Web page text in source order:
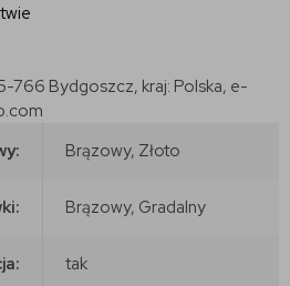
766 Bydgoszcz, kraj: Polska, e-
Brązowy, Złoto
Brązowy, Gradalny
tak